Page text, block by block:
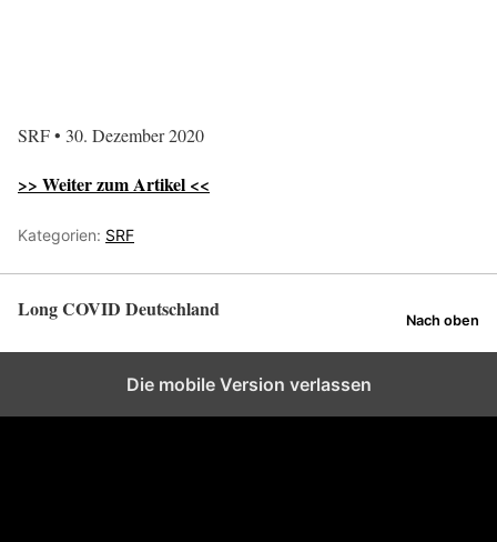
SRF • 30. Dezember 2020
>> Weiter zum Artikel <<
Kategorien: SRF
Long COVID Deutschland Nach oben
Die mobile Version verlassen